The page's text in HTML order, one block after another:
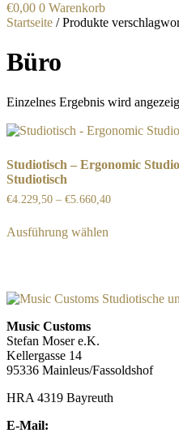
€0,00 0 Warenkorb
Startseite / Produkte
Büro
Einzelnes Ergebnis wird
Studiotisch – Ergonomic
Studiotisch
€4.229,50 – €5.660,40
Ausführung wählenProdukt
auf.
Die
der
Produktseite
gewählt
Music Customs
Stefan Moser e.K.
Kellergasse 14
95336 Mainleus/Fassoldshof
HRA 4319 Bayreuth
E-Mail: